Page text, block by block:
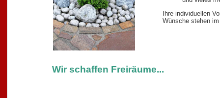
Ihre individuellen
Wünsche stehen
Wir schaffen Freiräume...